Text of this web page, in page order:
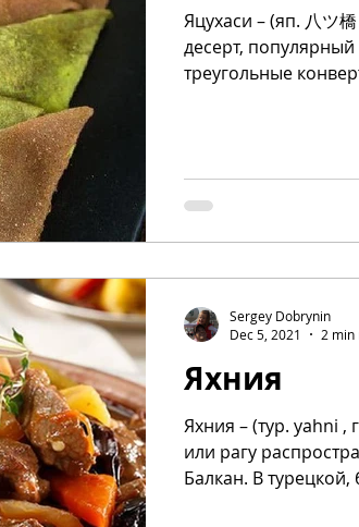
Яцухаси – (яп. 八ツ
десерт,
треугольные
Яхния
Яхния – (тур. yahni ,
или рагу
Балкан. В турецкой,
Sergey Dobrynin
Dec 5, 2021
2 min